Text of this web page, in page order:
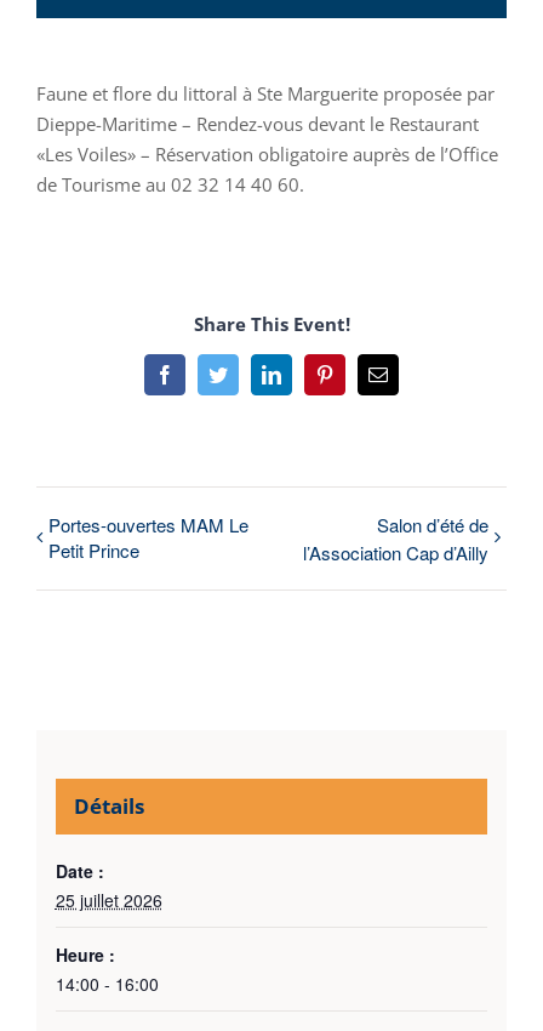
Faune et flore du littoral à Ste Marguerite proposée par
Dieppe-Maritime – Rendez-vous devant le Restaurant
«Les Voiles» – Réservation obligatoire auprès de l’Office
de Tourisme au 02 32 14 40 60.
Share This Event!
FacebookTwitterLinkedInPinterestCourriel
Portes-ouvertes MAM Le
Petit Prince
Salon d’été de
l’Association Cap d’Ailly
Détails
Date :
25 juillet 2026
Heure :
14:00 - 16:00